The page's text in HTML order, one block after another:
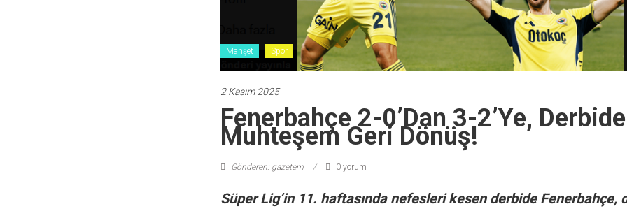
Manşet Spor
2 Kasım 2025
Fenerbahçe 2-0’dan 3-2’ye, Derbide
Muhteşem Geri Dönüş!
Gönderen: gazetem 0 yorum
Süper Lig’in 11. haftasında nefesleri kesen derbide Fenerbahçe,